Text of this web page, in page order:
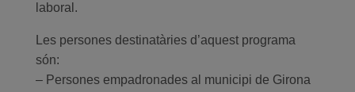
laboral.
Les persones destinatàries d’aquest programa
són:
– Persones empadronades al municipi de Girona